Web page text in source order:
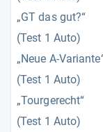
„GT das gut?“
(Test 1 Auto)
„Neue A-
(Test 1 Auto)
„Tourgerecht“
(Test 1 Auto)